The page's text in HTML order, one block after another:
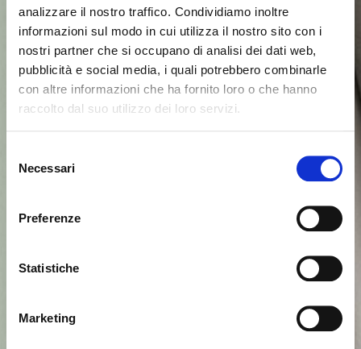
analizzare il nostro traffico. Condividiamo inoltre
informazioni sul modo in cui utilizza il nostro sito con i
nostri partner che si occupano di analisi dei dati web,
pubblicità e social media, i quali potrebbero combinarle
con altre informazioni che ha fornito loro o che hanno
raccolto dal suo utilizzo dei loro servizi.
delNecessari
Preferenze
Statistiche
Marketing
Parece que estás navegando Cerrar
para España. ¿Deseas cambiar al sitio en Estados